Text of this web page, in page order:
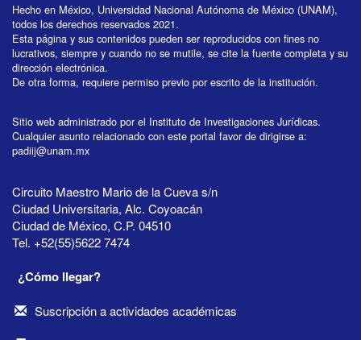
Hecho en México, Universidad Nacional Autónoma de México (UNAM),
todos los derechos reservados 2021.
Esta página y sus contenidos pueden ser reproducidos con fines no
lucrativos, siempre y cuando no se mutile, se cite la fuente completa y su
dirección electrónica.
De otra forma, requiere permiso previo por escrito de la institución.
Sitio web administrado por el Instituto de Investigaciones Jurídicas.
Cualquier asunto relacionado con este portal favor de dirigirse a:
padiij@unam.mx
Circuito Maestro Mario de la Cueva s/n
Ciudad Universitaria, Alc. Coyoacán
Ciudad de México, C.P. 04510
Tel. +52(55)5622 7474
¿Cómo llegar?
Suscripción a actividades académicas